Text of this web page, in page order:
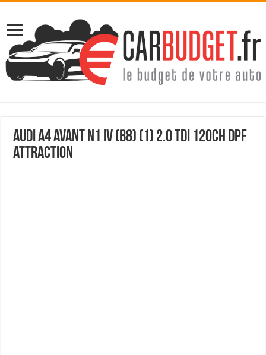
Audi a4 avant n1 iv (b8) (1) 2.0 tdi 120ch dpf
attraction